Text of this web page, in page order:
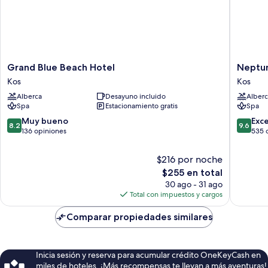
Grand
Blue
Beach
Hotel
Kos
Grand Blue Beach Hotel
Kos
Alberca
Desayuno incluido
Spa
Estacionamiento gratis
8.2
de
8.2 Muy bueno
136 opiniones
$216 por noche
El
precio
actual
es
de
$255
$255 en total
30 ago - 31 ago
Total con impuestos y cargos
Luxury
Resort
Kos
Kos
Spa
9.6
de
9.6
535
Comparar propiedades similares
Inicia sesión y reserva para acumular crédito OneKeyCash en
miles de hoteles. ¡Más recompensas te llevan a más aventuras!